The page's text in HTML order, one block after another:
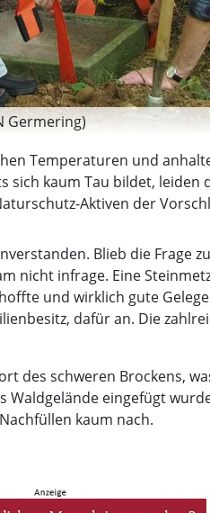
Germering)
Temperaturen und
kaum Tau bildet,
Aktiven der
Blieb die Frage
nicht infrage. Eine
und wirklich gute
dafür an. Die
des schweren Brockens,
eingefügt
kaum nach.